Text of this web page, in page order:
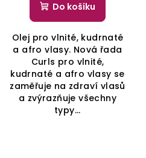
Do košíku
Olej pro vlnité, kudrnaté
a afro vlasy. Nová řada
Curls pro vlnité,
kudrnaté a afro vlasy se
zaměřuje na zdraví vlasů
a zvýrazňuje všechny
typy...